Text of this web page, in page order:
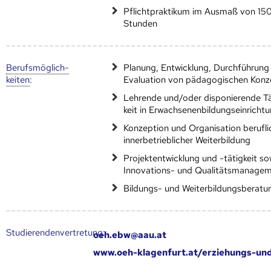
Pflichtpraktikum im Ausmaß von
Stunden
Berufs­möglich­
keiten:
Planung, Entwicklung,
Evaluation von pädagogischen
Lehrende und/oder disponierende
keit in
Konzeption und Organisation
innerbetrieblicher Weiterbildung
Projektentwicklung und -tätigkeit
Innovations- und
Bildungs- und
Studierendenvertretung:oeh.ebw@aau.at
www.oeh-klagenfurt.at/erziehungs-